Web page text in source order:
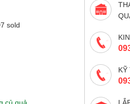
sold
KỸ